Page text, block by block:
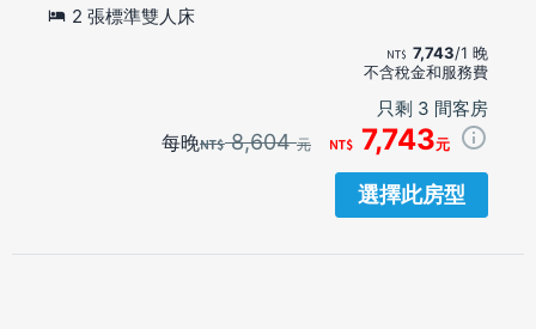
2 張標準雙人床
7,743/1 晚
不含稅金和服務費
只剩 3 間客房
每晚 8,604元 7,743元
選擇此房型